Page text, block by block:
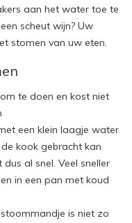
aan het water toe te
scheut wijn? Uw
stomen van uw eten.
te doen en kost niet
een klein laagje water
kook gebracht kan
al snel. Veel sneller
in een pan met koud
is niet zo